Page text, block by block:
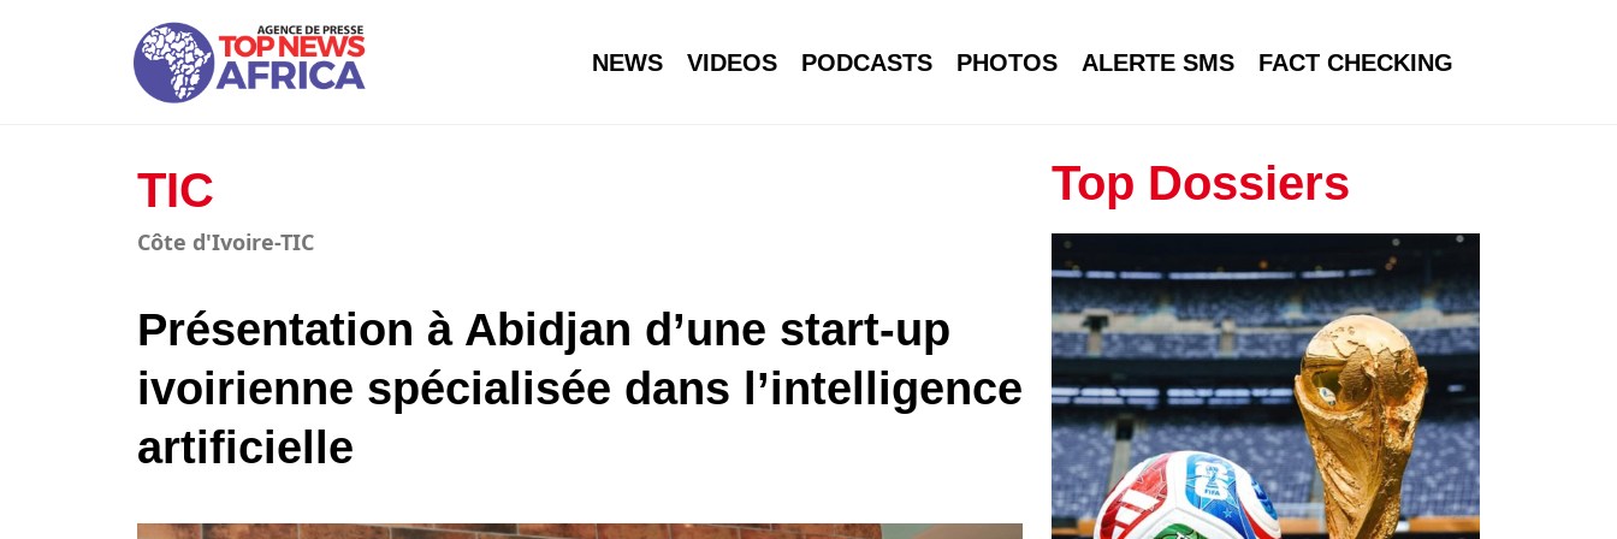
NEWS VIDEOS PODCASTS PHOTOS ALERTE SMS FACT CHECKING
TIC
Côte d'Ivoire-TIC
Présentation à Abidjan d’une start-up
ivoirienne spécialisée dans l’intelligence
artificielle
Top Dossiers